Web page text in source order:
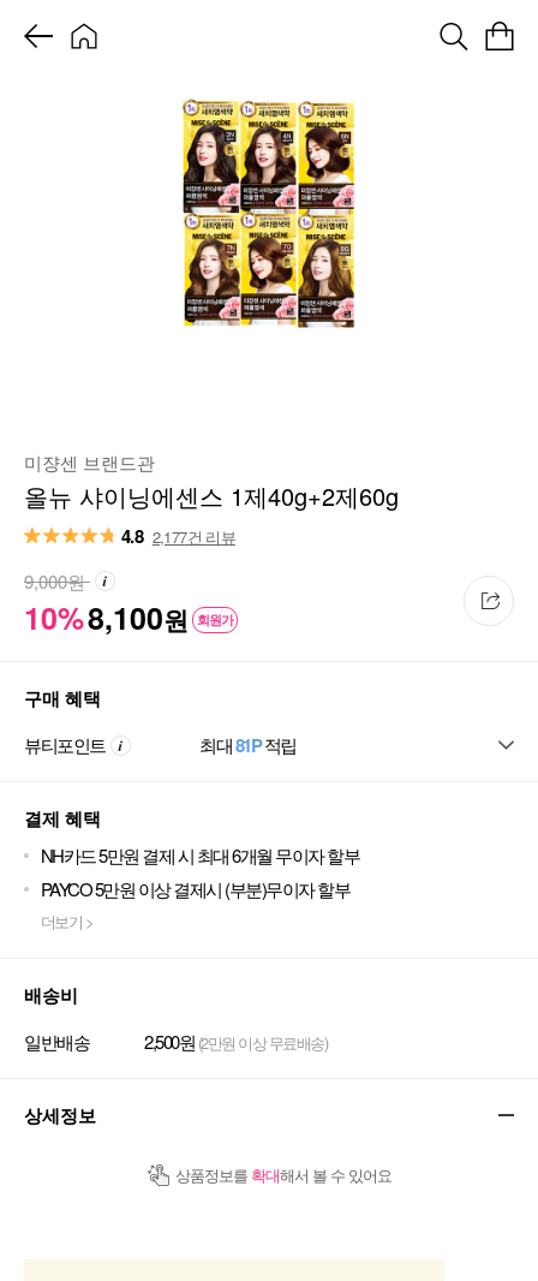
미쟝센 브랜드관
올뉴 샤이닝에센스 1제40g+2제60g
4.8 2,177건 리뷰
10%8,100원 회원가
9,000원
구매 혜택
뷰티포인트 최대81P적립
결제 혜택
NH카드 5만원 결제 시 최대 6개월 무이자 할부
PAYCO 5만원 이상 결제시 (부분)무이자 할부
더보기 >
배송비
일반배송 2,500원 (2만원 이상 무료배송)
상세정보
상품정보를 확대해서 볼 수 있어요